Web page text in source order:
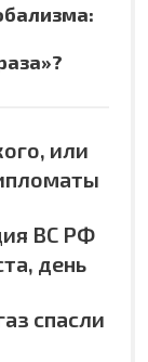
или
ВС РФ
день
спасли